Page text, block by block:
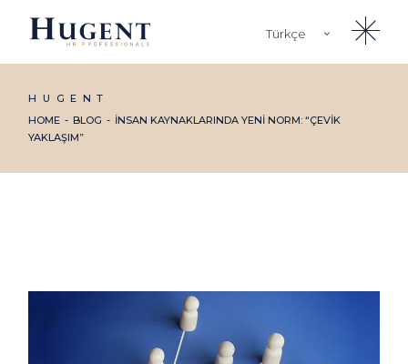
Türkçe
HUGENT
HOME
BLOG
İNSAN KAYNAKLARINDA YENI NORM: “ÇEVIK
YAKLAŞIM”